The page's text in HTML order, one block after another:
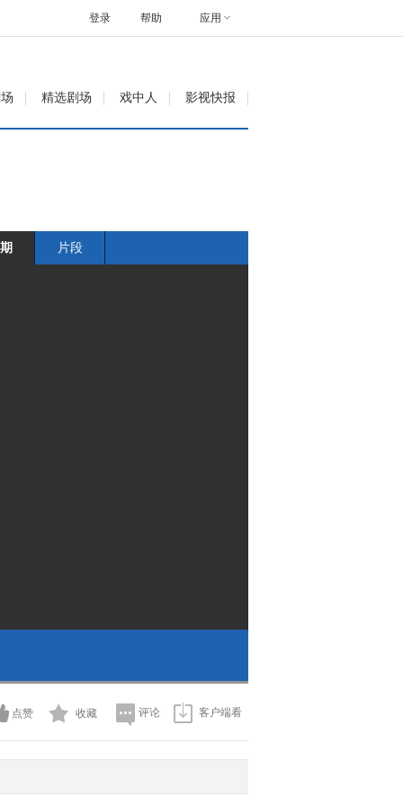
帮助 应用
登录
精选剧场 戏中人 影视快报
片段
点赞 收藏 评论 客户端看